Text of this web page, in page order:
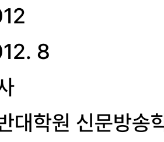
8
대학원 신문방송